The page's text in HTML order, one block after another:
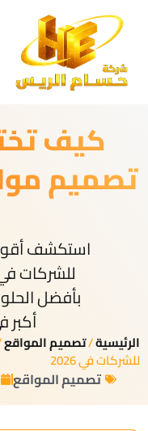
كيف
تصميم
استكشف
بأفضل
أكبر
الرئيسية/تصميم المواقع
للشركات في 2026
تصميم المواقع